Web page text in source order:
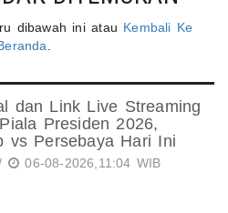
dibawah ini atau Kembali Ke
dan Link Live Streaming
Presiden 2026,
vs Persebaya Hari Ini
06-08-2026,11:04 WIB